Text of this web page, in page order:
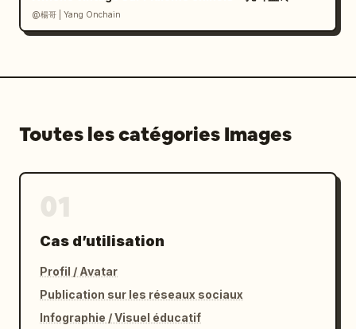
@楊哥 | Yang Onchain
Toutes les catégories Images
Cas d’utilisation
Profil / Avatar
Publication sur les réseaux sociaux
Infographie / Visuel éducatif